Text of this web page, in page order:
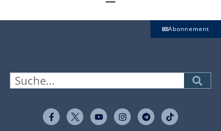
Abonnement